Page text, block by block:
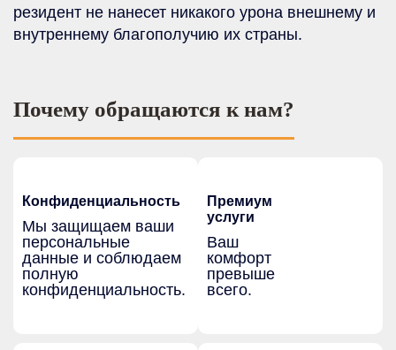
резидент не нанесет никакого урона внешнему и
внутреннему благополучию их страны.
Почему обращаются к нам?
Конфиденциальность
Мы защищаем ваши
персональные
данные и соблюдаем
полную
конфиденциальность.
Премиум
услуги
Ваш
комфорт
превыше
всего.